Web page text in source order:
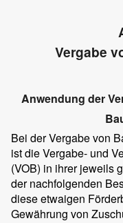
Vergabe
Anwendung der
Bei der Vergabe von
ist die Vergabe- und
(VOB) in ihrer jeweils
der nachfolgenden
diese etwaigen
Gewährung von